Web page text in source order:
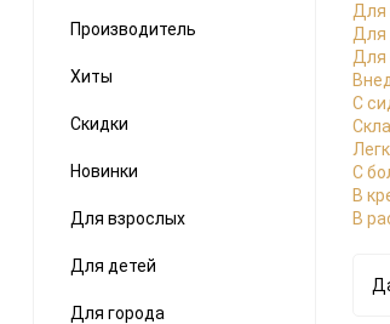
Производитель
Хиты
Скидки
Новинки
Для взрослых
Для детей
Для города
Для
Для
Для
С
С
В
В